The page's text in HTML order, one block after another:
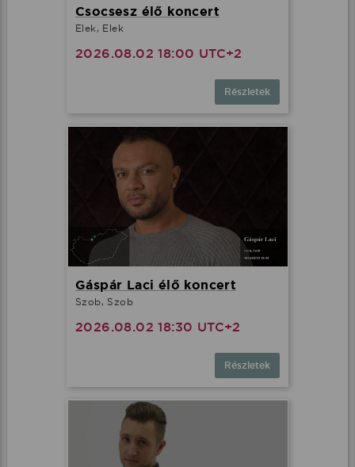
Csocsesz élő koncert
Elek, Elek
2026.08.02 18:00 UTC+2
Részletek
Gáspár Laci élő koncert
Szob, Szob
2026.08.02 18:30 UTC+2
Részletek